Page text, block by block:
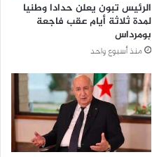
الرئيس تبون يعلن حدادا وطنيا
لمدة ثلاثة أيام عقب فاجعة
بومرداس
منذ أسبوع واحد